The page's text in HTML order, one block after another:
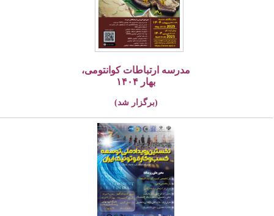
مدرسه ارتباطات کوانتومی،
بهار ۱۴۰۴
(برگزار شد)